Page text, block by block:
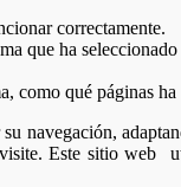
correctamente.
que ha
como qué páginas
navegación,
Este sitio web